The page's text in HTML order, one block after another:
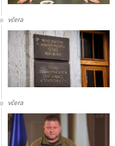
včera
včera